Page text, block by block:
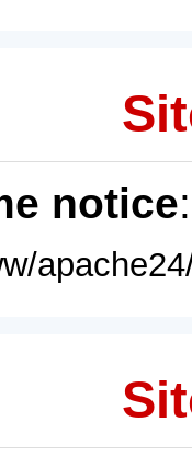
notice